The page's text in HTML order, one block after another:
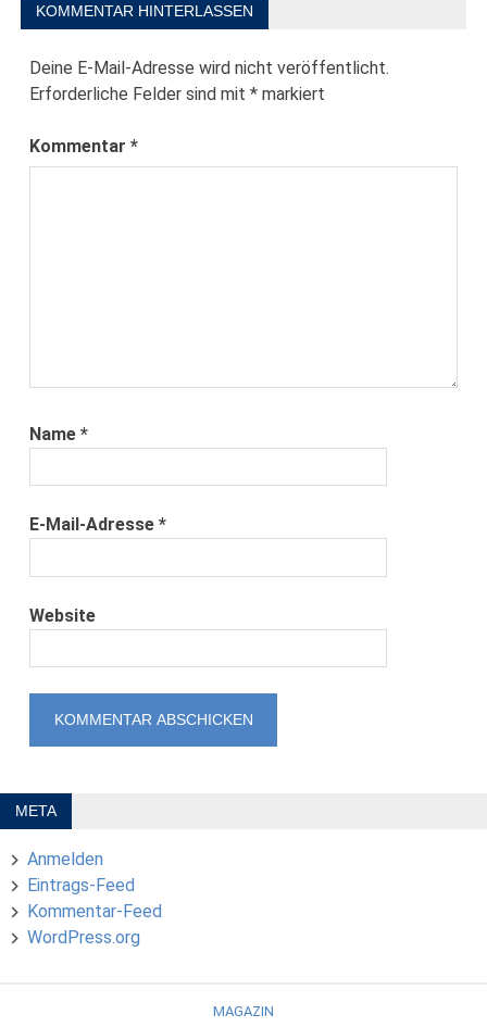
KOMMENTAR HINTERLASSEN
Deine E-Mail-Adresse wird nicht veröffentlicht.
Erforderliche Felder sind mit* markiert
Kommentar*
Name*
E-Mail-Adresse*
Website
META
Anmelden
Eintrags-Feed
Kommentar-Feed
WordPress.org
MAGAZIN